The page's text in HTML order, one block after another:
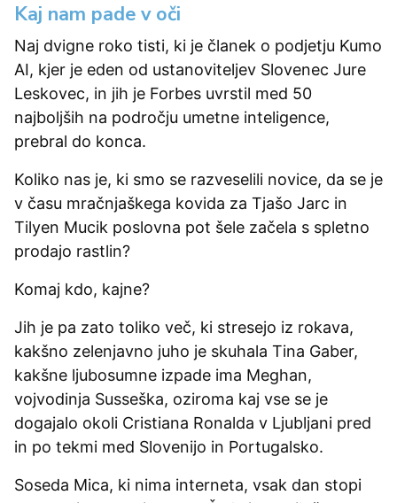
Kaj nam pade v oči
Naj dvigne roko tisti, ki je članek o podjetju Kumo
AI, kjer je eden od ustanoviteljev Slovenec Jure
Leskovec, in jih je Forbes uvrstil med 50
najboljših na področju umetne inteligence,
prebral do konca.
Koliko nas je, ki smo se razveselili novice, da se je
v času mračnjaškega kovida za Tjašo Jarc in
Tilyen Mucik poslovna pot šele začela s spletno
prodajo rastlin?
Komaj kdo, kajne?
Jih je pa zato toliko več, ki stresejo iz rokava,
kakšno zelenjavno juho je skuhala Tina Gaber,
kakšne ljubosumne izpade ima Meghan,
vojvodinja Susseška, oziroma kaj vse se je
dogajalo okoli Cristiana Ronalda v Ljubljani pred
in po tekmi med Slovenijo in Portugalsko.
Soseda Mica, ki nima interneta, vsak dan stopi